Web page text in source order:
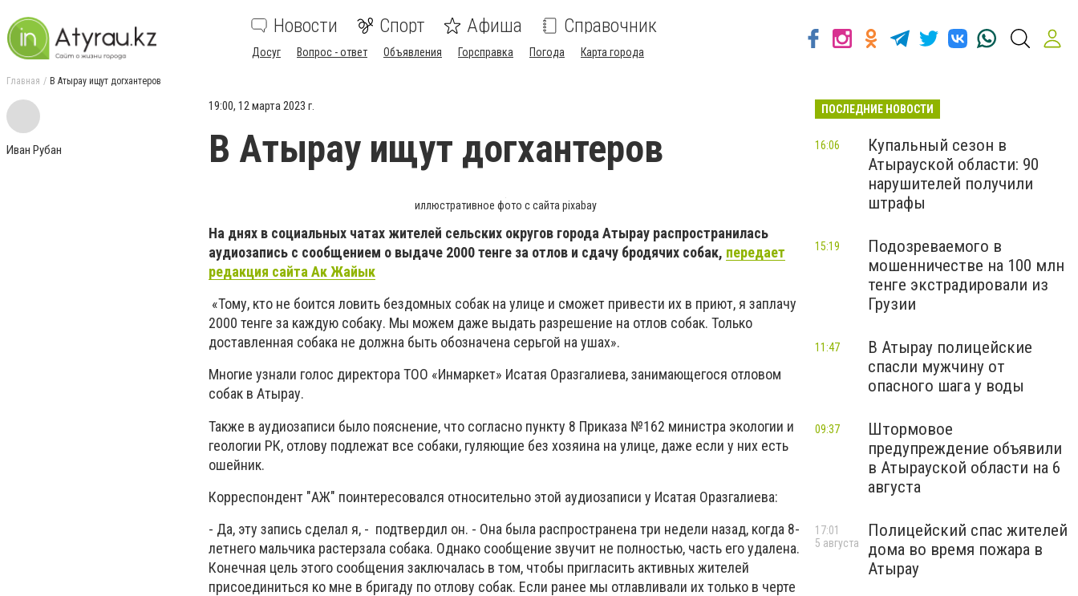
Новости Спорт Афиша Справочник
Досуг Вопрос - ответ Объявления Горсправка Погода Карта города
Главная В Атырау ищут догхантеров
Иван Рубан
19:00, 12 марта 2023 г.
В Атырау ищут догхантеров
иллюстративное фото с сайта pixabay
На днях в социальных чатах жителей сельских округов города Атырау распространилась
аудиозапись с сообщением о выдаче 2000 тенге за отлов и сдачу бродячих собак, передает
редакция сайта Ак Жайык
«Тому, кто не боится ловить бездомных собак на улице и сможет привести их в приют, я заплачу
2000 тенге за каждую собаку. Мы можем даже выдать разрешение на отлов собак. Только
доставленная собака не должна быть обозначена серьгой на ушах».
Многие узнали голос директора ТОО «Инмаркет» Исатая Оразгалиева, занимающегося отловом
собак в Атырау.
Также в аудиозаписи было пояснение, что согласно пункту 8 Приказа №162 министра экологии и
геологии РК, отлову подлежат все собаки, гуляющие без хозяина на улице, даже если у них есть
ошейник.
Корреспондент "АЖ" поинтересовался относительно этой аудиозаписи у Исатая Оразгалиева:
- Да, эту запись сделал я, - подтвердил он. - Она была распространена три недели назад, когда 8-
летнего мальчика растерзала собака. Однако сообщение звучит не полностью, часть его удалена.
Конечная цель этого сообщения заключалась в том, чтобы пригласить активных жителей
присоединиться ко мне в бригаду по отлову собак. Если ранее мы отлавливали их только в черте
ПОСЛЕДНИЕ НОВОСТИ
Купальный сезон в
Атырауской области: 90
нарушителей получили
штрафы
16:06
Подозреваемого в
мошенничестве на 100 млн
тенге экстрадировали из
Грузии
15:19
В Атырау полицейские
спасли мужчину от
опасного шага у воды
11:47
Штормовое
предупреждение объявили
в Атырауской области на 6
августа
09:37
Полицейский спас жителей
дома во время пожара в
Атырау
17:01
5 августа